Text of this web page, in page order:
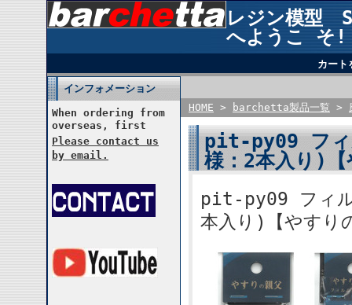
レジン模型
へようこ そ!
カート
インフォメーション
When ordering from
overseas, first
Please contact us
by email.
HOME > barchetta製品一覧 >
pit-py09 フィ
様：2本入り)
pit-py09 フィル
本入り)【やすり